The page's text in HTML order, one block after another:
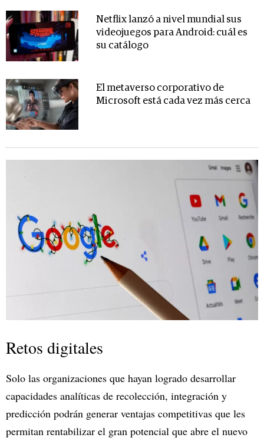
Netflix lanzó a nivel mundial sus
videojuegos para Android: cuál es
su catálogo
El metaverso corporativo de
Microsoft está cada vez más cerca
Retos digitales
Solo las organizaciones que hayan logrado desarrollar
capacidades analíticas de recolección, integración y
predicción podrán generar ventajas competitivas que les
permitan rentabilizar el gran potencial que abre el nuevo